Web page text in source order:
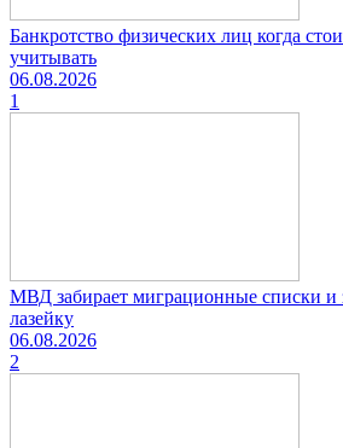
Банкротство физических лиц когда
учитывать
06.08.2026
1
МВД забирает миграционные списки и
лазейку
06.08.2026
2